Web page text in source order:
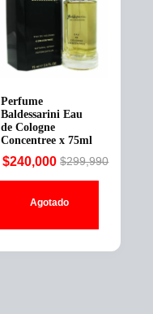
Perfume
Baldessarini Eau
de Cologne
Concentree x 75ml
$299,990
Original
$240,000
Current
Agotado